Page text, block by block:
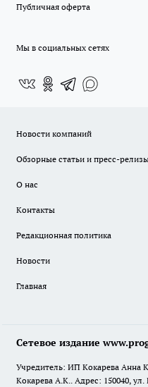
Публичная оферта
Мы в социальных сетях
Новости компаний
Обзорные статьи и пресс-
О нас
Контакты
Редакционная политика
Новости
Главная
Сетевое издание
Учредитель: ИП Кокарева Анна
Кокарева А.К.. Адрес: 150040,